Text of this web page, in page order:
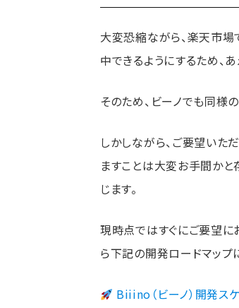
大変恐縮ながら、楽天市場
中できるようにするため、
そのため、ビーノでも同様
しかしながら、ご要望いた
ますことは大変お手間か
じます。
現時点ではすぐにご要望に
ら下記の開発ロードマップ
Biiino（ビーノ）開発ス